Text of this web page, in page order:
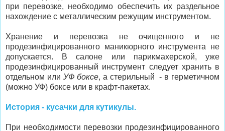
при перевозке, необходимо обеспечить их раздельное
нахождение с металлическим режущим инструментом.
Хранение и перевозка не очищенного и не
продезинфицированного маникюрного инструмента не
допускается. В салоне или парикмахерской, уже
продезинфицированный инструмент следует хранить в
отдельном или УФ боксе, а стерильный - в герметичном
(можно УФ) боксе или в крафт-пакетах.
История - кусачки для кутикулы.
При необходимости перевозки продезинфицированного